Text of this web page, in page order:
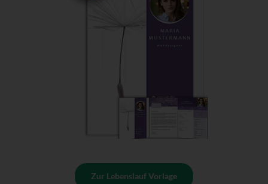
Zur Lebenslauf Vorlage